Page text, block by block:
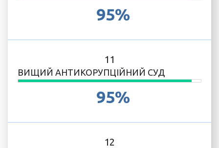
95%
11
ВИЩИЙ АНТИКОРУПЦІЙНИЙ СУД
95%
12